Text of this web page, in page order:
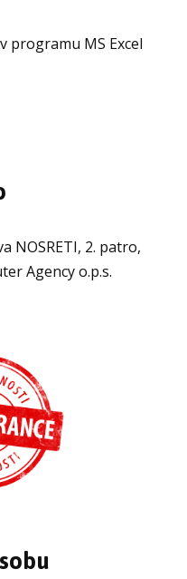
programu MS Excel
NOSRETI, 2. patro,
Agency o.p.s.